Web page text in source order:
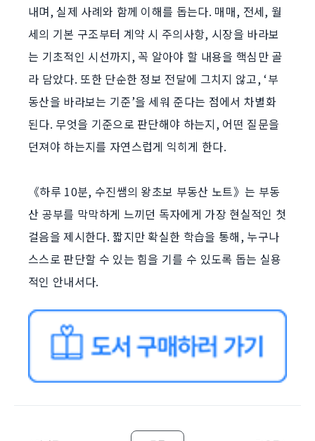
내며, 실제 사례와 함께 이해를 돕는다. 매매, 전세, 월
세의 기본 구조부터 계약 시 주의사항, 시장을 바라보
는 기초적인 시선까지, 꼭 알아야 할 내용을 핵심만 골
라 담았다. 또한 단순한 정보 전달에 그치지 않고, ‘부
동산을 바라보는 기준’을 세워 준다는 점에서 차별화
된다. 무엇을 기준으로 판단해야 하는지, 어떤 질문을
던져야 하는지를 자연스럽게 익히게 한다.
《하루 10분, 수진쌤의 왕초보 부동산 노트》는 부동
산 공부를 막막하게 느끼던 독자에게 가장 현실적인 첫
걸음을 제시한다. 짧지만 확실한 학습을 통해, 누구나
스스로 판단할 수 있는 힘을 기를 수 있도록 돕는 실용
적인 안내서다.